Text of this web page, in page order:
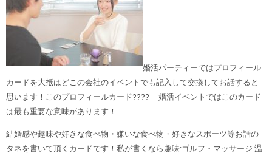
婚活パーティーではプロフィール
カードを大抵はどこの会社のイベントでも記入して交換してお話すると
思います！このプロフィールカード???? 婚活イベントではこのカード
は最も重要な意味があります！
結婚感や趣味や好きな食べ物・嫌いな食べ物・好きなスポーツ等お話の
タネを書いて頂くカードです！私が書くなら趣味:ゴルフ・マッサージ 温